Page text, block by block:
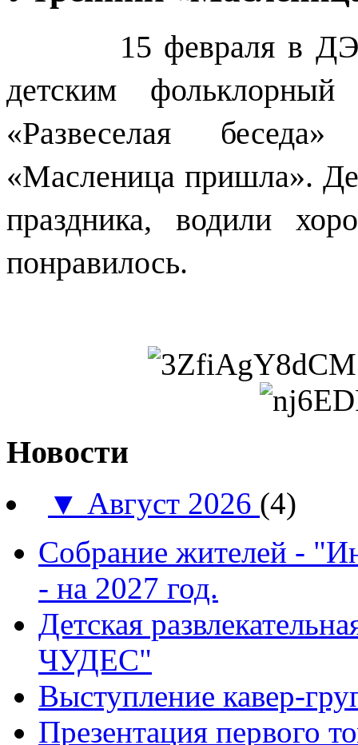
15 февраля в
детским
«Развеселая
«Масленица пришла».
праздника, водили
понравилось.
Новости
▼ Август 2026 (4)
Собрание жителей -
- на 2027 год.
Детская
ЧУДЕС"
Выступление кавер-
Презентация первого